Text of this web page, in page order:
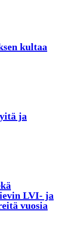
kultaa
ja
LVI- ja
vuosia